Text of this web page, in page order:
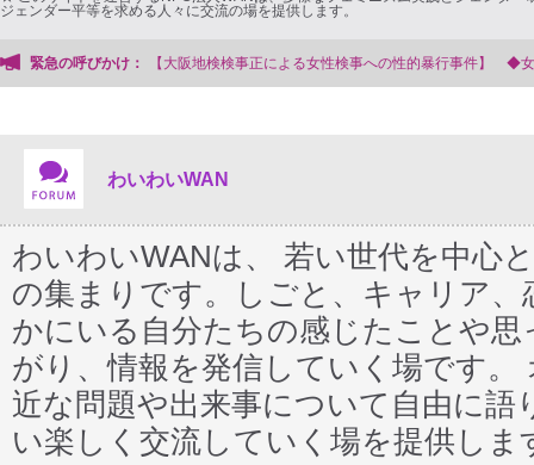
ジェンダー平等を求める人々に交流の場を提供します。
緊急の呼びかけ：
検事への性的暴行事件】 ◆女性検事を支援する会事務局
わいわいWAN
わいわいWANは、 若い世代を中心
の集まりです。しごと、キャリア
かにいる自分たちの感じたことや
がり、情報を発信していく場です
近な問題や出来事について自由に
い楽しく交流していく場を提供しま